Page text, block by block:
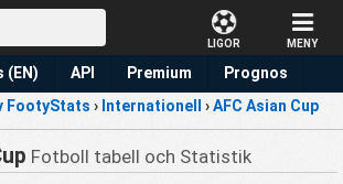
LIGOR MENY
(EN) API Premium
Prognos
FootyStats › Internationell ›AFC Asian Cup
Fotboll tabell och Statistik